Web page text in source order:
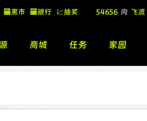
🏧黑市 🏧银行 💹抽奖
🎁
54656 向 飞流
飞流 向 北
飞流 向 北 送
商城 任务 家园